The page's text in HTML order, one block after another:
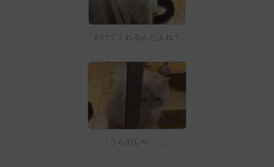
「わけてくれるんだよね？」
「うらめしや……」